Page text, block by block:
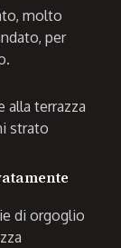
molto
per
alla terrazza
strato
di orgoglio